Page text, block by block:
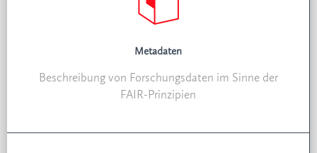
Metadaten
Beschreibung von Forschungsdaten im Sinne der
FAIR-Prinzipien